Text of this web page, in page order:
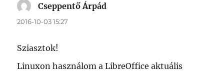
Cseppentő Árpád
2016-10-03 15:27
Sziasztok!
Linuxon használom a LibreOffice aktuális